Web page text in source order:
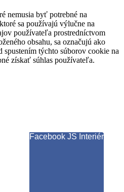
nemusia byť potrebné na
sa používajú výlučne na
používateľa prostredníctvom
obsahu, sa označujú ako
spustením týchto súborov cookie na
získať súhlas používateľa.
Facebook JS Interiér